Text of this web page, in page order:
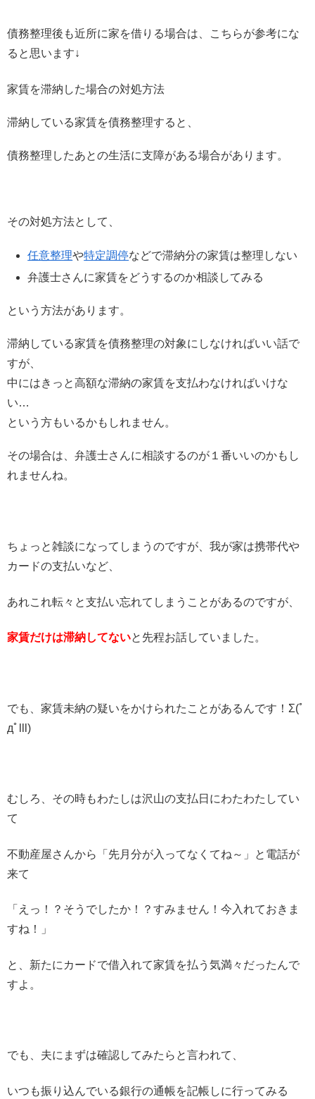
債務整理後も近所に家を借りる場合は、こちらが参考にな
ると思います↓
家賃を滞納した場合の対処方法
滞納している家賃を債務整理すると、
債務整理したあとの生活に支障がある場合があります。
その対処方法として、
任意整理や特定調停などで滞納分の家賃は整理しない
弁護士さんに家賃をどうするのか相談してみる
という方法があります。
滞納している家賃を債務整理の対象にしなければいい話で
すが、
中にはきっと高額な滞納の家賃を支払わなければいけな
い…
という方もいるかもしれません。
その場合は、弁護士さんに相談するのが１番いいのかもし
れませんね。
ちょっと雑談になってしまうのですが、我が家は携帯代や
カードの支払いなど、
あれこれ転々と支払い忘れてしまうことがあるのですが、
家賃だけは滞納してないと先程お話していました。
でも、家賃未納の疑いをかけられたことがあるんです！Σ(ﾟ
дﾟlll)
むしろ、その時もわたしは沢山の支払日にわたわたしてい
て
不動産屋さんから「先月分が入ってなくてね～」と電話が
来て
「えっ！？そうでしたか！？すみません！今入れておきま
すね！」
と、新たにカードで借入れて家賃を払う気満々だったんで
すよ。
でも、夫にまずは確認してみたらと言われて、
いつも振り込んでいる銀行の通帳を記帳しに行ってみる